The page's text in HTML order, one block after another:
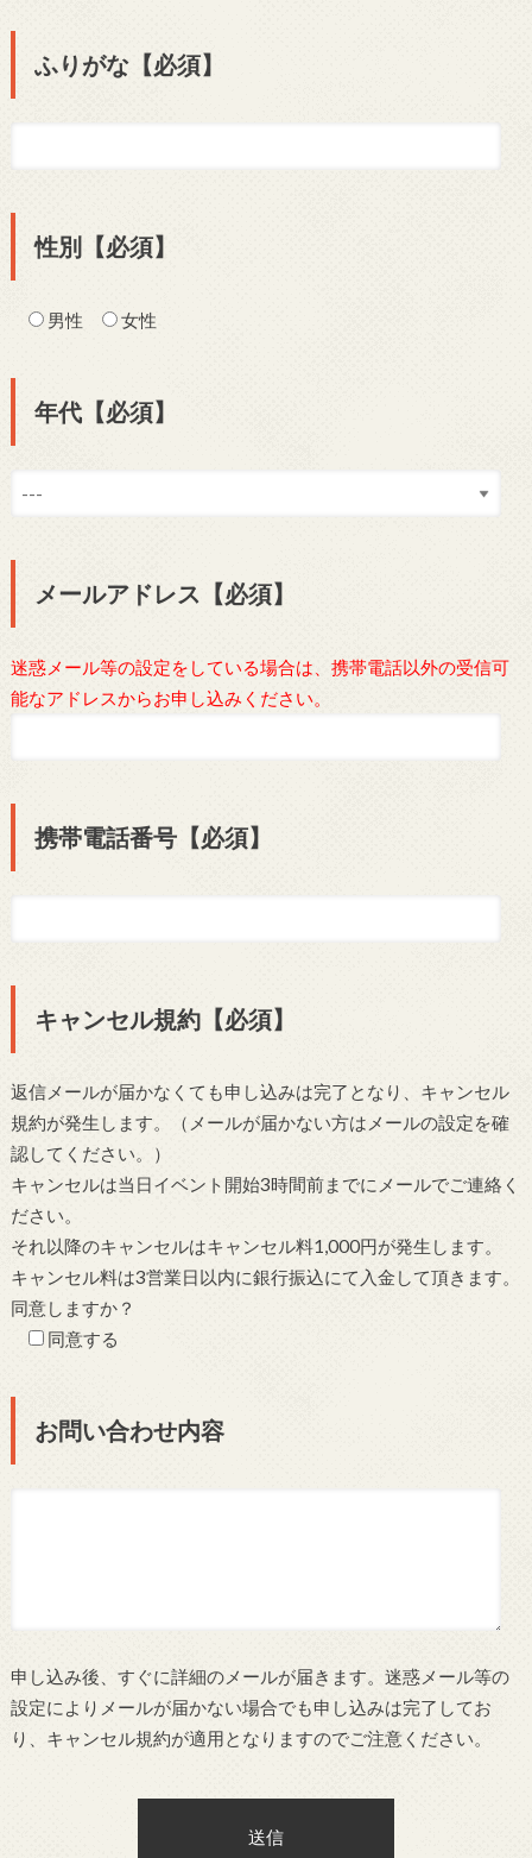
ふりがな【必須】
性別【必須】
男性 女性
年代【必須】
メールアドレス【必須】
迷惑メール等の設定をしている場合は、携帯電話以外の受信可
能なアドレスからお申し込みください。
携帯電話番号【必須】
キャンセル規約【必須】
返信メールが届かなくても申し込みは完了となり、キャンセル
規約が発生します。（メールが届かない方はメールの設定を確
認してください。）
キャンセルは当日イベント開始3時間前までにメールでご連絡く
ださい。
それ以降のキャンセルはキャンセル料1,000円が発生します。
キャンセル料は3営業日以内に銀行振込にて入金して頂きます。
同意しますか？
同意する
お問い合わせ内容
申し込み後、すぐに詳細のメールが届きます。迷惑メール等の
設定によりメールが届かない場合でも申し込みは完了してお
り、キャンセル規約が適用となりますのでご注意ください。